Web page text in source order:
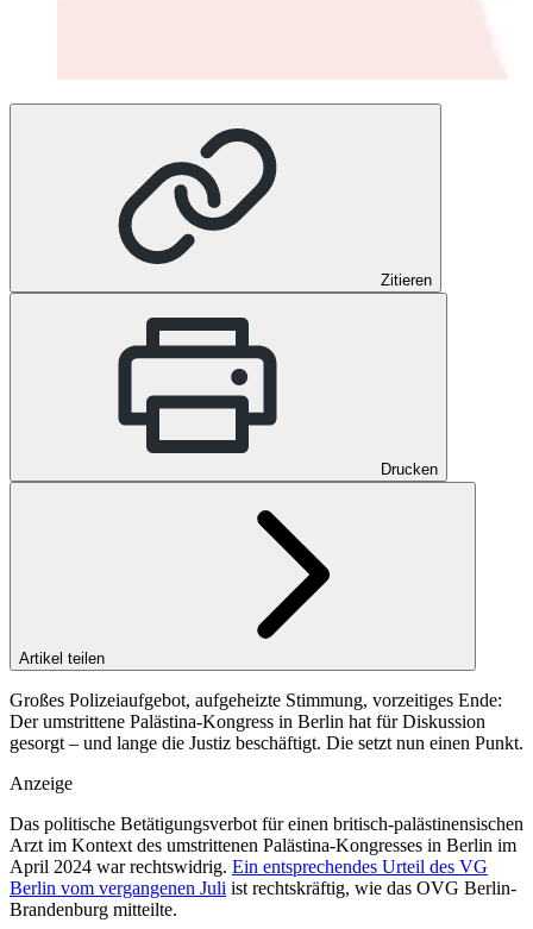
Zitieren
Drucken
Artikel teilen
Großes Polizeiaufgebot, aufgeheizte Stimmung, vorzeitiges Ende:
Der umstrittene Palästina-Kongress in Berlin hat für Diskussion
gesorgt – und lange die Justiz beschäftigt. Die setzt nun einen Punkt.
Anzeige
Das politische Betätigungsverbot für einen britisch-palästinensischen
Arzt im Kontext des umstrittenen Palästina-Kongresses in Berlin im
April 2024 war rechtswidrig. Ein entsprechendes Urteil des VG
Berlin vom vergangenen Juli ist rechtskräftig, wie das OVG Berlin-
Brandenburg mitteilte.